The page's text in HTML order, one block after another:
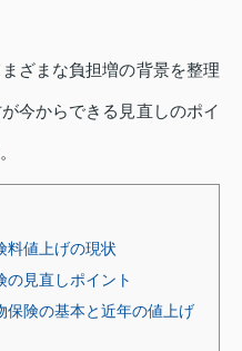
ざまな負担増の背景を整理
今からできる見直しのポイ
料値上げの現状
の見直しポイント
保険の基本と近年の値上げ